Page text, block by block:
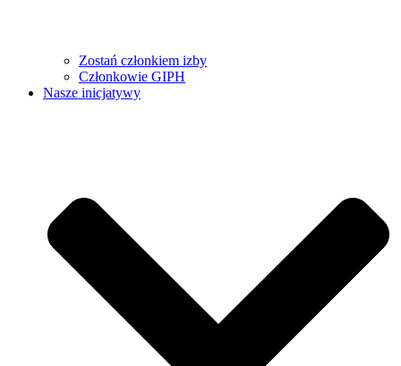
Zostań członkiem izby
Członkowie GIPH
Nasze inicjatywy